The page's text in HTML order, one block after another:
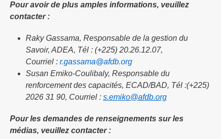
Pour avoir de plus amples informations, veuillez
contacter :
Raky Gassama, Responsable de la gestion du
Savoir, ADEA, Tél : (+225) 20.26.12.07,
Courriel : r.gassama@afdb.org
Susan Emiko-Coulibaly, Responsable du
renforcement des capacités, ECAD/BAD, Tél :(+225)
2026 31 90, Courriel : s.emiko@afdb.org
Pour les demandes de renseignements sur les
médias, veuillez contacter :